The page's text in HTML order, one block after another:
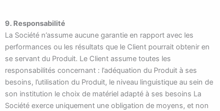
9. Responsabilité
La Société n’assume aucune garantie en rapport avec les
performances ou les résultats que le Client pourrait obtenir en
se servant du Produit. Le Client assume toutes les
responsabilités concernant : l’adéquation du Produit à ses
besoins, l’utilisation du Produit, le niveau linguistique au sein de
son institution le choix de matériel adapté à ses besoins La
Société exerce uniquement une obligation de moyens, et non